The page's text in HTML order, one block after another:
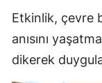
Etkinlik, çevre
anısını
dikerek